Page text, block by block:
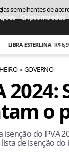
Criptomoedas
ESTERLINA R$ 6,90 -
GOVERNO
o
isenção do IPVA
de isenção do
semelhantes de